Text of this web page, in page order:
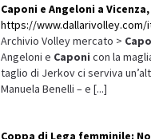
Caponie Angeloni a Vicenza,
https://www.dallarivolley.com/
Archivio Volley mercato >
Angeloni e Caponi con la
taglio di Jerkov ci serviva
Manuela Benelli – e [...]
Coppa di Lega femminile: